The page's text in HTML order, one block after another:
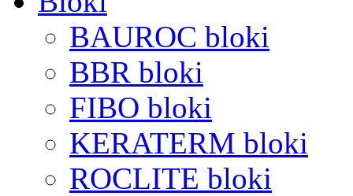
BAUROC bloki
BBR bloki
FIBO bloki
KERATERM bloki
ROCLITE bloki